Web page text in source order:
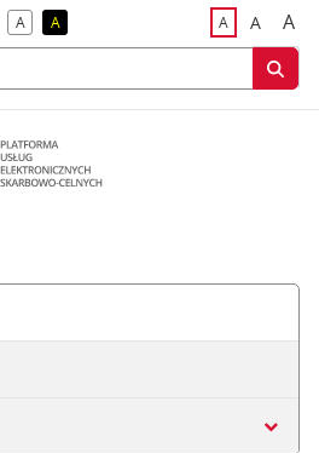
Akontrast domyślny
Akontrast żółty tekst na czarnym tle
Adomyślna
A A